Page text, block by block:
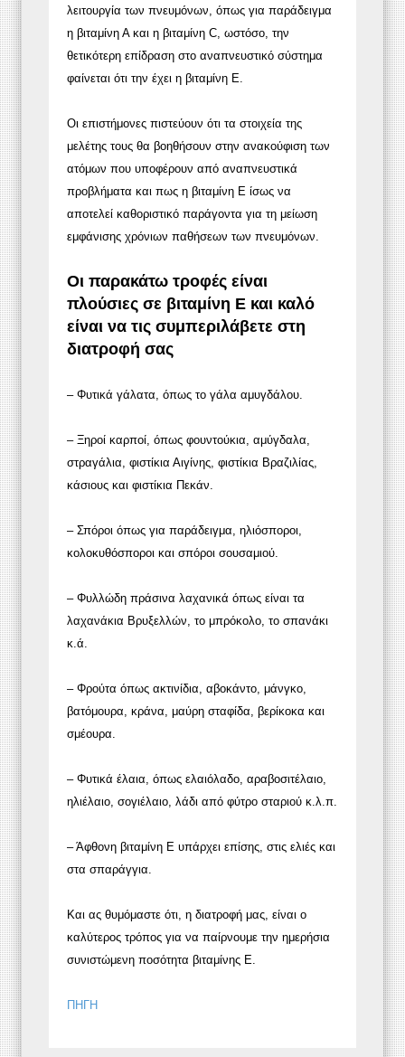
λειτουργία των πνευμόνων, όπως για παράδειγμα
η βιταμίνη Α και η βιταμίνη C, ωστόσο, την
θετικότερη επίδραση στο αναπνευστικό σύστημα
φαίνεται ότι την έχει η βιταμίνη Ε.
Οι επιστήμονες πιστεύουν ότι τα στοιχεία της
μελέτης τους θα βοηθήσουν στην ανακούφιση των
ατόμων που υποφέρουν από αναπνευστικά
προβλήματα και πως η βιταμίνη Ε ίσως να
αποτελεί καθοριστικό παράγοντα για τη μείωση
εμφάνισης χρόνιων παθήσεων των πνευμόνων.
Οι παρακάτω τροφές είναι
πλούσιες σε βιταμίνη Ε και καλό
είναι να τις συμπεριλάβετε στη
διατροφή σας
– Φυτικά γάλατα, όπως το γάλα αμυγδάλου.
– Ξηροί καρποί, όπως φουντούκια, αμύγδαλα,
στραγάλια, φιστίκια Αιγίνης, φιστίκια Βραζιλίας,
κάσιους και φιστίκια Πεκάν.
– Σπόροι όπως για παράδειγμα, ηλιόσποροι,
κολοκυθόσποροι και σπόροι σουσαμιού.
– Φυλλώδη πράσινα λαχανικά όπως είναι τα
λαχανάκια Βρυξελλών, το μπρόκολο, το σπανάκι
κ.ά.
– Φρούτα όπως ακτινίδια, αβοκάντο, μάνγκο,
βατόμουρα, κράνα, μαύρη σταφίδα, βερίκοκα και
σμέουρα.
– Φυτικά έλαια, όπως ελαιόλαδο, αραβοσιτέλαιο,
ηλιέλαιο, σογιέλαιο, λάδι από φύτρο σταριού κ.λ.π.
– Άφθονη βιταμίνη Ε υπάρχει επίσης, στις ελιές και
στα σπαράγγια.
Και ας θυμόμαστε ότι, η διατροφή μας, είναι ο
καλύτερος τρόπος για να παίρνουμε την ημερήσια
συνιστώμενη ποσότητα βιταμίνης Ε.
ΠΗΓΗ